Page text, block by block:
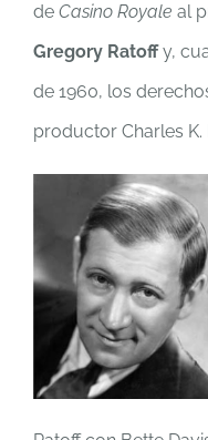
de Casino Royale al
Gregory Ratoffy,
de 1960, los
productor Charles K.